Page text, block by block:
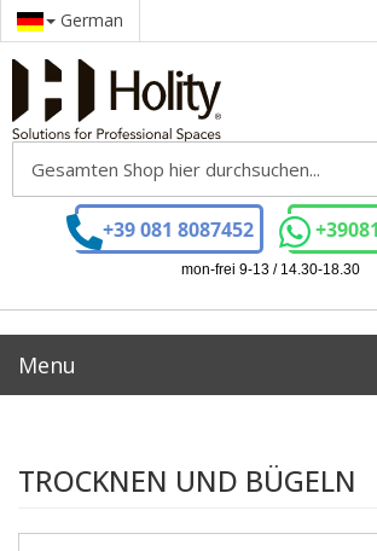
German
+39 081 8087452
mon-frei 9-13 / 14.30-18.30
Menu
TROCKNEN UND BÜGELN